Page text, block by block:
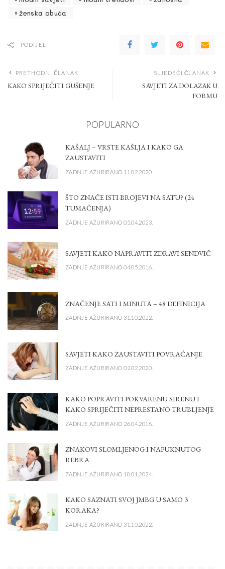
ženska obuća
PODIJELI
PRETHODNI ČLANAK
KAKO SPRIJEČITI GUŠENJE
SLJEDEĆI ČLANAK
SAVJETI ZA DOLAZAK U
FORMU
POPULARNO
KAŠALJ – VRSTE KAŠLJA I KAKO GA
ZAUSTAVITI
ZADNJE AŽURIRANO 11.02.2020.
ŠTO ZNAČE ISTI BROJEVI NA SATU? (24
TUMAČENJA)
ZADNJE AŽURIRANO 05.04.2023.
SAVJETI KAKO NAPRAVITI ZDRAVI SENDVIČ
ZADNJE AŽURIRANO 04.05.2016.
ZNAČENJE SATI I MINUTA – 48 DEFINICIJA
ZADNJE AŽURIRANO 31.10.2022.
SAVJETI KAKO ZAUSTAVITI POVRAĆANJE
ZADNJE AŽURIRANO 02.02.2020.
KAKO POPRAVITI POKVARENU SIRENU I
KAKO SPRIJEČITI NEPRESTANO TRUBLJENJE
ZADNJE AŽURIRANO 26.04.2016.
ZNAKOVI SLOMLJENOG I NAPUKNUTOG
REBRA
ZADNJE AŽURIRANO 18.01.2024.
KAKO SAZNATI SVOJ JMBG U SAMO 3
KORAKA?
ZADNJE AŽURIRANO 31.10.2022.